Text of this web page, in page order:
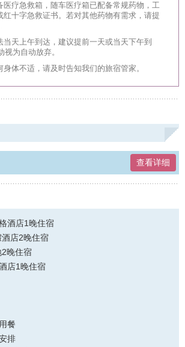
，将体会德贡公路如盘踞的巨龙，横跨澜沧
四季轮观尤为明显:从皑皑中出发，秋吟果黄，
雀山，这座卡瓦格博的南方护法神展现了傲然
草甸、急涧险滩、冰川湖泊、花草树木，“开
古道 走进人神共居雾里村
唱不得。”这是傈僳族世代相传的俗语；而藏
是肉!茶是生命!--于是马驮起货，人牵上马，开
没有车辆可以通达，进出仅有两条步行道:一条
需步行40分钟左右才能到村落:一条是先民在悬
活着的茶马古道。
峻，开凿在壁立千仞的悬崖峭壁上，蜿蜒在汹
里，宽不足1米，高约2米，远眺如同大山间
条唐宋时期马帮由滇人藏的必经险路，如今仍
拜访最后的纹面女
息于此，是独龙江地区最早的主人。
种独特习俗，少女在十三四岁时会进行纹面仪
苦，通常由村中经验丰富的长者或巫师主持，
的面部刺入预先设计好的图案，然后用植物汁
料涂抹到伤口中，使图案永久留在皮肤上。结
幅蓝色的图案。至于纹面原因，众说纷纭。
医疗急救箱，随车医疗箱已配备常规药物，工
红十字急救证书。若对其他药物有需求，请提
当天上午到达，建议提前一天或当天下午到
视为自动放弃。
体不适，请及时告知我们的旅宿管家。
查看详细
酒店1晚住宿
酒店2晚住宿
2晚住宿
店1晚住宿
餐
排